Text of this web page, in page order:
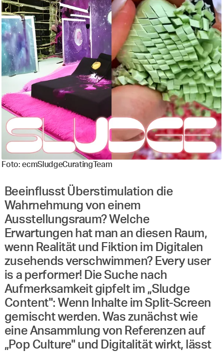
Foto: ecmSludgeCuratingTeam
Beeinflusst Überstimulation die
Wahrnehmung von einem
Ausstellungsraum? Welche
Erwartungen hat man an diesen Raum,
wenn Realität und Fiktion im Digitalen
zusehends verschwimmen? Every user
is a performer! Die Suche nach
Aufmerksamkeit gipfelt im „Sludge
Content": Wenn Inhalte im Split-Screen
gemischt werden. Was zunächst wie
eine Ansammlung von Referenzen auf
„Pop Culture" und Digitalität wirkt, lässt